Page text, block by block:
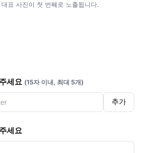
표 사진이 첫 번째로 노출됩니다.
세요 (15자 이내, 최대 5개)
추가
세요